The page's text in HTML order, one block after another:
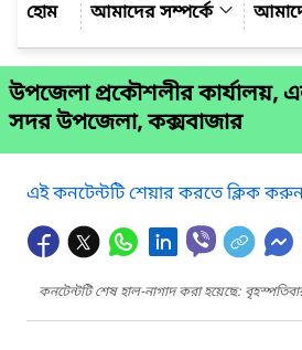
আমাদের সম্পর্কে
উপজেলা প্রকৌশলীর কার্যালয়,
সদর উপজেলা, কক্সবাজার
এই কনটেন্টটি শেয়ার করতে ক্লিক
কনটেন্টটি শেষ হাল-নাগাদ করা হয়েছে: